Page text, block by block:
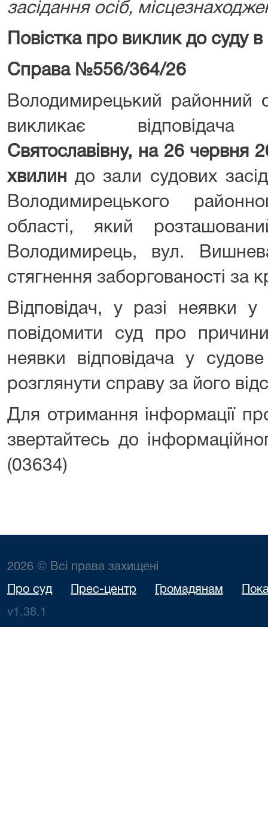
засідання осіб,
Повістка про виклик до суду в
Справа №556/364/26
Володимирецький районний
викликає відповідача
Святославівну, на 26 червня
хвилин
до зали судових
Володимирецького
області, який
Володимирець, вул.
стягнення заборгованості за
Відповідач, у разі неявки
повідомити суд про
неявки відповідача у
розглянути справу за його
Для отримання інформації
звертайтесь до
(03634)
2026 © Всі права захищені
Про суд Прес-центр Громадянам
v1.38.1